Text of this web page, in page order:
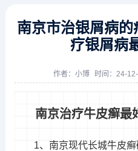
南京市治银屑病
疗银屑病
作者： 小博 时间：24-
南京治疗牛皮癣最
1、南京现代长城牛皮